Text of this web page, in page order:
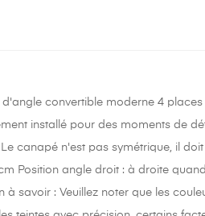
convertible moderne 4
installé pour des moments de
canapé n'est pas symétrique, il
Position angle droit : à droite
à savoir : Veuillez noter que les